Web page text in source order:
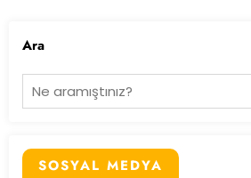
Ara
SOSYAL MEDYA